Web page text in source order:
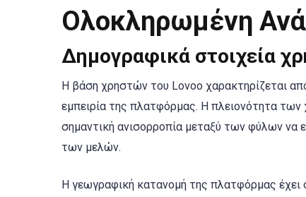
Ολοκληρωμένη
Δημογραφικά στοιχεία
Η βάση χρηστών του Lovoo χαρακτηρίζεται
εμπειρία της πλατφόρμας. Η πλειονότητα
σημαντική ανισορροπία μεταξύ των φύλων να
των μελών.
Η γεωγραφική κατανομή της πλατφόρμας